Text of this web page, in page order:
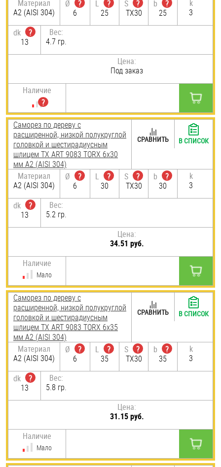
Материал
А2 (AISI 304)
Ø
?
6
L
?
25
S
?
TX30
b
?
25
k
3
dk
?
13
Вес:
4.7 гр.
Цена:
Под заказ
Наличие
Саморез по дереву с
расширенной, низкой полукруглой
головкой и шестирадиусным
шлицем TX ART 9083 TORX 6х30
мм А2 (AISI 304)
Материал
А2 (AISI 304)
Ø
?
6
L
?
30
S
?
TX30
b
?
30
k
3
dk
?
13
Вес:
5.2 гр.
Цена:
34.51 руб.
Наличие
Мало
СРАВНИТЬ В СПИСОК
Саморез по дереву с
расширенной, низкой полукруглой
головкой и шестирадиусным
шлицем TX ART 9083 TORX 6х35
мм А2 (AISI 304)
Материал
А2 (AISI 304)
Ø
?
6
L
?
35
S
?
TX30
b
?
35
k
3
dk
?
13
Вес:
5.8 гр.
Цена:
31.15 руб.
Наличие
Мало
СРАВНИТЬ В СПИСОК